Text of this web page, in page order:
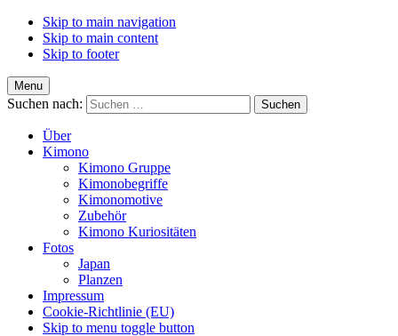
Skip to main navigation
Skip to main content
Skip to footer
Menu
Suchen nach:
Über
Kimono
Kimono Gruppe
Kimonobegriffe
Kimonomotive
Zubehör
Kimono Kuriositäten
Fotos
Japan
Planzen
Impressum
Cookie-Richtlinie (EU)
Skip to menu toggle button